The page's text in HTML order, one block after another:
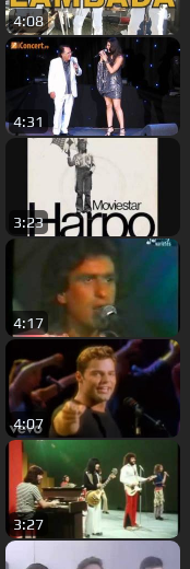
4:08
4:31
3:23
4:17
4:07
3:27